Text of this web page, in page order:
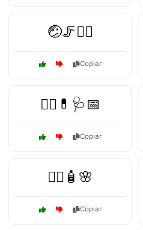
🤕🦵🏃‍♂️
Copiar
🧑‍⚕️💊🩺📅
Copiar
🧖‍♀️🧴🌸
Copiar